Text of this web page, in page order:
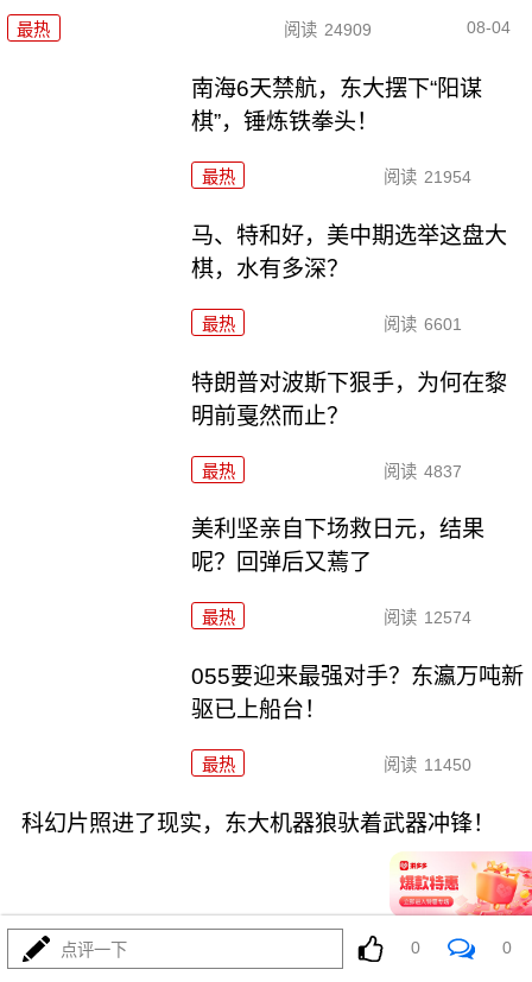
最热 阅读 24909 08-04
南海6天禁航，东大摆下“阳谋
棋”，锤炼铁拳头！
最热 阅读 21954
马、特和好，美中期选举这盘大
棋，水有多深？
最热 阅读 6601
特朗普对波斯下狠手，为何在黎
明前戛然而止？
最热 阅读 4837
美利坚亲自下场救日元，结果
呢？回弹后又蔫了
最热 阅读 12574
055要迎来最强对手？东瀛万吨新
驱已上船台！
最热 阅读 11450
科幻片照进了现实，东大机器狼驮着武器冲锋！
点评一下 0 0